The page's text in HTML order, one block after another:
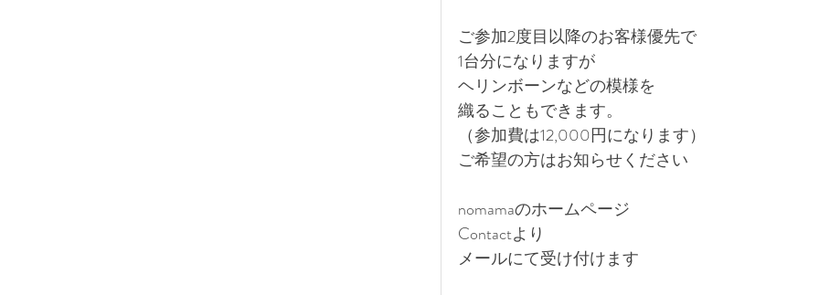
ご参加2度目以降のお客様優先で
1台分になりますが
ヘリンボーンなどの模様を
織ることもできます。
（参加費は12,000円になります）
ご希望の方はお知らせください
nomamaのホームページ
Contactより
メールにて受け付けます